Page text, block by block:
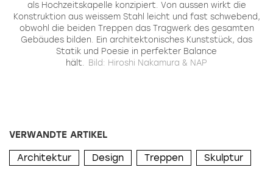
als Hochzeitskapelle konzipiert. Von aussen wirkt die
Konstruktion aus weissem Stahl leicht und fast schwebend,
obwohl die beiden Treppen das Tragwerk des gesamten
Gebäudes bilden. Ein architektonisches Kunststück, das
Statik und Poesie in perfekter Balance
hält. Bild: Hiroshi Nakamura & NAP
VERWANDTE ARTIKEL
Architektur Design Treppen Skulptur